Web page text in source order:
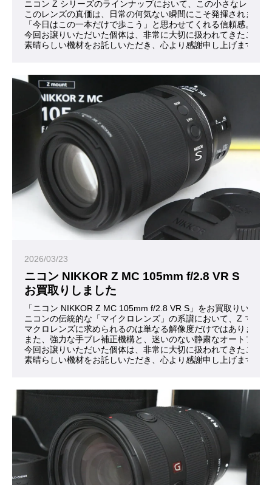
ニコン Z シリーズのラインナップにおいて、この小さなレンズ
このレンズの真価は、日常の何気ない瞬間にこそ発揮されます
「今日はこの一本だけで歩こう」と思わせてくれる信頼感。
今回お譲りいただいた個体は、非常に大切に扱われてきたこと
素晴らしい機材をお託しいただき、心より感謝申し上げます。
2026/03/23
ニコン NIKKOR Z MC 105mm f/2.8 VR S
お買取りしました
「ニコン NIKKOR Z MC 105mm f/2.8 VR S」をお買取りいたし
ニコンの伝統的な「マイクロレンズ」の系譜において、Z マウ
マクロレンズに求められるのは単なる解像度だけではありませ
また、強力な手ブレ補正機構と、迷いのない静粛なオートフォ
今回お譲りいただいた個体は、非常に大切に扱われてきたこと
素晴らしい機材をお託しいただき、心より感謝申し上げます。